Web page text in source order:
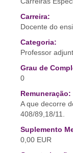
Carreira:
Docente do
Categoria:
Professor
Grau de
0
Remuneração:
A que decorre
408/89,18/11.
Suplemento
0,00 EUR